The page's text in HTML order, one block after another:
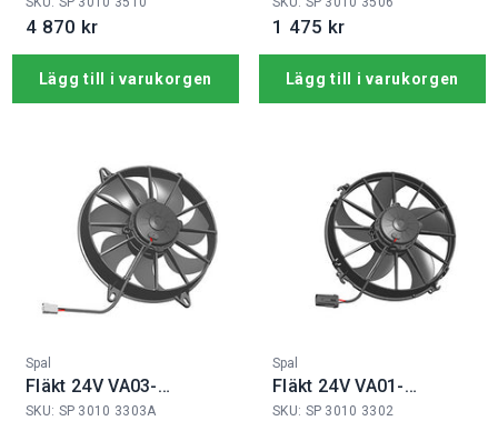
4 870 kr
Lägg till i varukorgen
1 475 kr
Lägg till i varukorgen
Fabrikat:
Spal
Fläkt 24V VA03-
BP90/LL-68A
SKU: SP 3010 3303A
Fabrikat:
Spal
Fläkt 24V VA01-
BP90/LL-79S
SKU: SP 3010 3302